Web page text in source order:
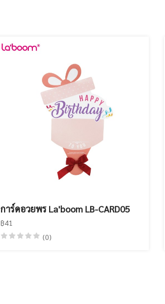
การ์ดอวยพร La'boom LB-CARD05
฿41
(0)